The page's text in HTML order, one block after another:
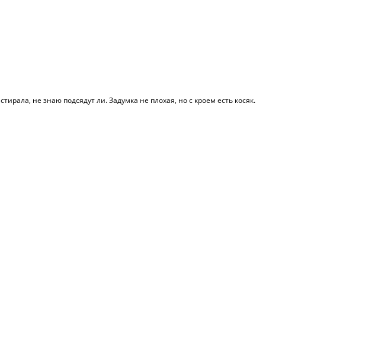
не знаю подсядут ли. Задумка не плохая, но с кроем есть косяк.